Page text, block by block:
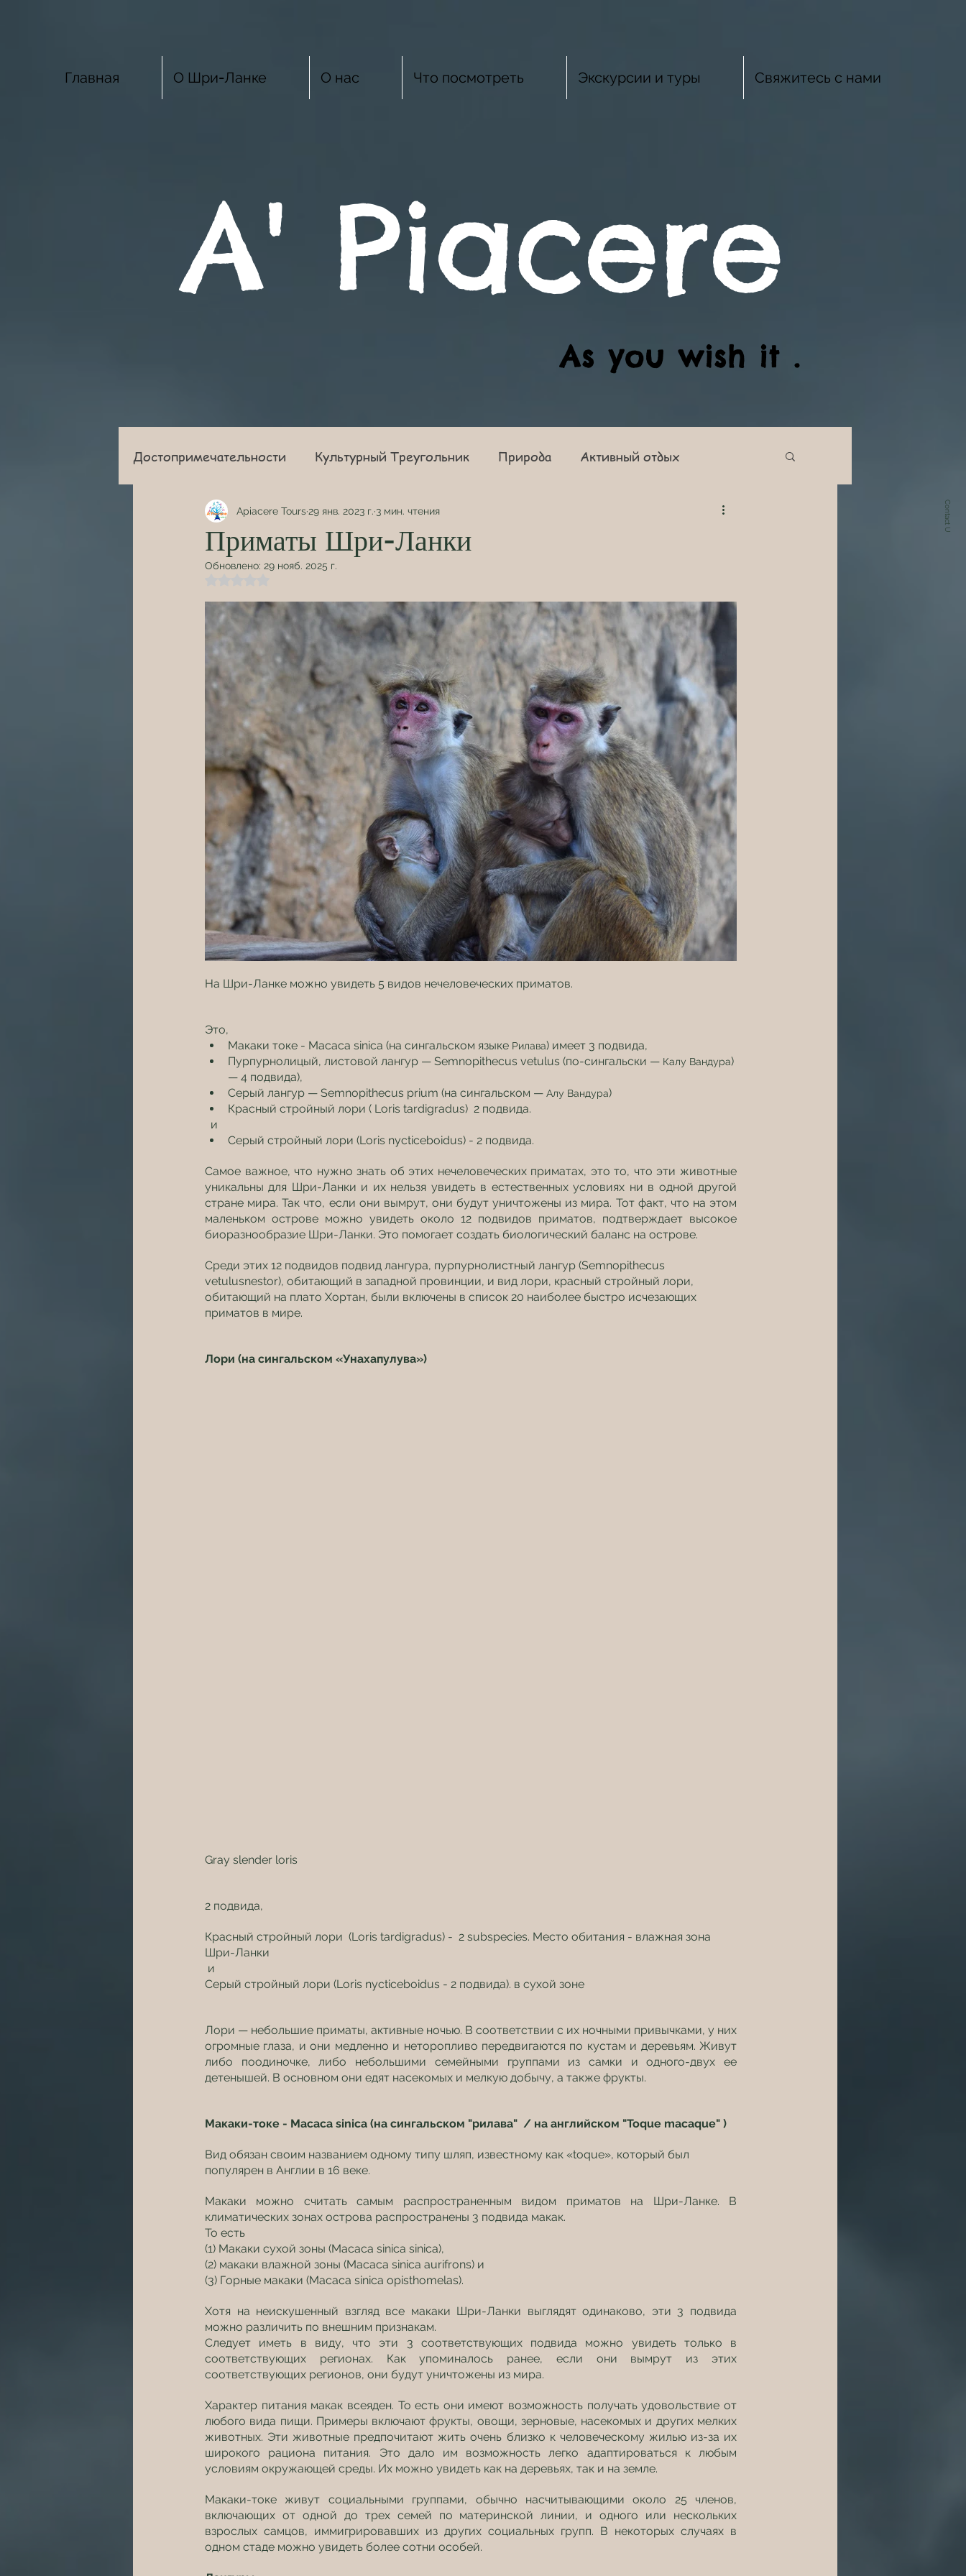
Contact U
Достопримечательности Культурный Треугольник Природа Активный отдых
Untitled Category
Приматы Шри-Ланки
Apiacere Tours 29 янв. 2023 г. 3 мин. чтения
Обновлено: 29 нояб. 2025 г.
На Шри-Ланке можно увидеть 5 видов нечеловеческих приматов.
Это,
Макаки токе - Macaca sinica (на сингальском языке Рилава) имеет 3 подвида,
Пурпурнолицый, листовой лангур — Semnopithecus vetulus (по-сингальски — Калу Вандура)
— 4 подвида),
Серый лангур — Semnopithecus prium (на сингальском — Алу Вандура)
Красный стройный лори ( Loris tardigradus)  2 подвида.
  и
Серый стройный лори (Loris nycticeboidus) - 2 подвида.
Самое важное, что нужно знать об этих нечеловеческих приматах, это то, что эти животные
уникальны для Шри-Ланки и их нельзя увидеть в естественных условиях ни в одной другой
стране мира. Так что, если они вымрут, они будут уничтожены из мира. Тот факт, что на этом
маленьком острове можно увидеть около 12 подвидов приматов, подтверждает высокое
биоразнообразие Шри-Ланки. Это помогает создать биологический баланс на острове.
Среди этих 12 подвидов подвид лангура, пурпурнолистный лангур (Semnopithecus
vetulusnestor), обитающий в западной провинции, и вид лори, красный стройный лори,
обитающий на плато Хортан, были включены в список 20 наиболее быстро исчезающих
приматов в мире.
Лори (на сингальском «Унахапулува»)
Gray slender loris
2 подвида,
Красный стройный лори  (Loris tardigradus) -  2 subspecies. Место обитания - влажная зона
Шри-Ланки
и
Серый стройный лори (Loris nycticeboidus - 2 подвида). в сухой зоне
Лори — небольшие приматы, активные ночью. В соответствии с их ночными привычками, у них
огромные глаза, и они медленно и неторопливо передвигаются по кустам и деревьям. Живут
либо поодиночке, либо небольшими семейными группами из самки и одного-двух ее
детенышей. В основном они едят насекомых и мелкую добычу, а также фрукты.
Макаки-токе - Macaca sinica (на сингальском "рилава"  / на английском "Toque macaque" )
Вид обязан своим названием одному типу шляп, известному как «toque», который был
популярен в Англии в 16 веке.
Макаки можно считать самым распространенным видом приматов на Шри-Ланке. В
климатических зонах острова распространены 3 подвида макак.
То есть
(1) Макаки сухой зоны (Macaca sinica sinica),
(2) макаки влажной зоны (Macaca sinica aurifrons) и
(3) Горные макаки (Macaca sinica opisthomelas).
Хотя на неискушенный взгляд все макаки Шри-Ланки выглядят одинаково, эти 3 подвида
можно различить по внешним признакам.
Следует иметь в виду, что эти 3 соответствующих подвида можно увидеть только в
соответствующих регионах. Как упоминалось ранее, если они вымрут из этих
соответствующих регионов, они будут уничтожены из мира.
Характер питания макак всеяден. То есть они имеют возможность получать удовольствие от
любого вида пищи. Примеры включают фрукты, овощи, зерновые, насекомых и других мелких
животных. Эти животные предпочитают жить очень близко к человеческому жилью из-за их
широкого рациона питания. Это дало им возможность легко адаптироваться к любым
условиям окружающей среды. Их можно увидеть как на деревьях, так и на земле.
Макаки-токе живут социальными группами, обычно насчитывающими около 25 членов,
включающих от одной до трех семей по материнской линии, и одного или нескольких
взрослых самцов, иммигрировавших из других социальных групп. В некоторых случаях в
одном стаде можно увидеть более сотни особей.
A' Piacere
As you wish it .
Главная О Шри-Ланке О нас Что посмотреть Экскурсии и туры Свяжитесь с нами